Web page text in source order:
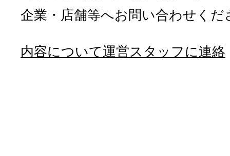
企業・店舗等へお問い合わせくだ
内容について運営スタッフに連絡